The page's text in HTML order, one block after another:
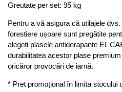
Greutate per set: 95 kg
Pentru a vă asigura că utilajele
forestiere ușoare sunt pregătite
alegeți plasele antiderapante EL
durabilitatea acestor plase
oricăror provocări de iarnă.
* Pret promoțional în limita stocului